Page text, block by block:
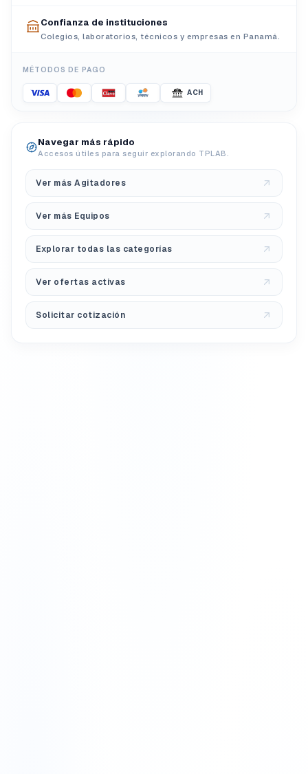
Confianza de instituciones
Colegios, laboratorios, técnicos y empresas en Panamá.
MÉTODOS DE PAGO
ACH
Navegar más rápido
Accesos útiles para seguir explorando TPLAB.
Ver más Agitadores
Ver más Equipos
Explorar todas las categorías
Ver ofertas activas
Solicitar cotización